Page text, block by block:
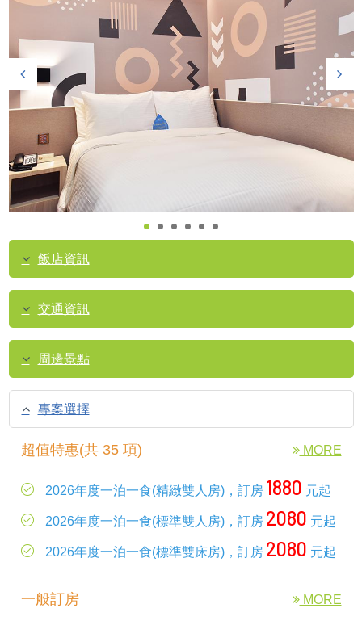
飯店資訊
交通資訊
周邊景點
專案選擇
超值特惠(共 35 項) MORE
2026年度一泊一食(精緻雙人房)，訂房 1880 元起
2026年度一泊一食(標準雙人房)，訂房 2080 元起
2026年度一泊一食(標準雙床房)，訂房 2080 元起
一般訂房 MORE